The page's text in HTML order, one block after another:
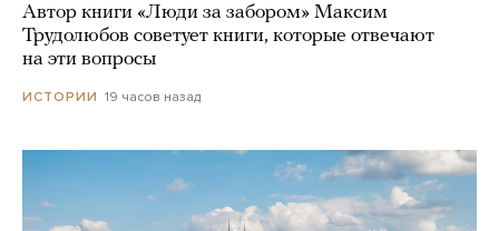
Автор книги «Люди за забором» Максим
Трудолюбов советует книги, которые отвечают
на эти вопросы
ИСТОРИИ 19 часов назад